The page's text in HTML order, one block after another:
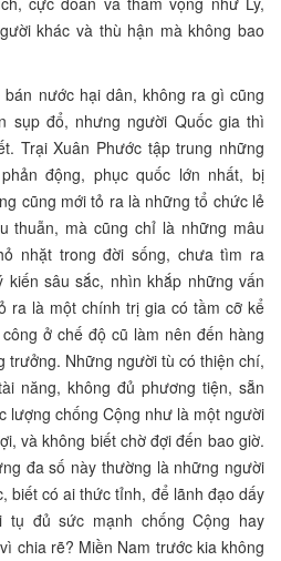
khác và thù hận mà không bao
nước hại dân, không ra gì cũng
sụp đổ, nhưng người Quốc gia thì
Trại Xuân Phước tập trung những
động, phục quốc lớn nhất, bị
cũng mới tỏ ra là những tổ chức lẻ
thuẫn, mà cũng chỉ là những mâu
nhặt trong đời sống, chưa tìm ra
sâu sắc, nhìn khắp những vấn
ra là một chính trị gia có tầm cỡ kể
ở chế độ cũ làm nên đến hàng
trưởng. Những người tù có thiện chí,
năng, không đủ phương tiện, sẵn
lượng chống Cộng như là một người
và không biết chờ đợi đến bao giờ.
đa số này thường là những người
biết có ai thức tỉnh, để lãnh đạo dấy
tụ đủ sức mạnh chống Cộng hay
chia rẽ? Miền Nam trước kia không